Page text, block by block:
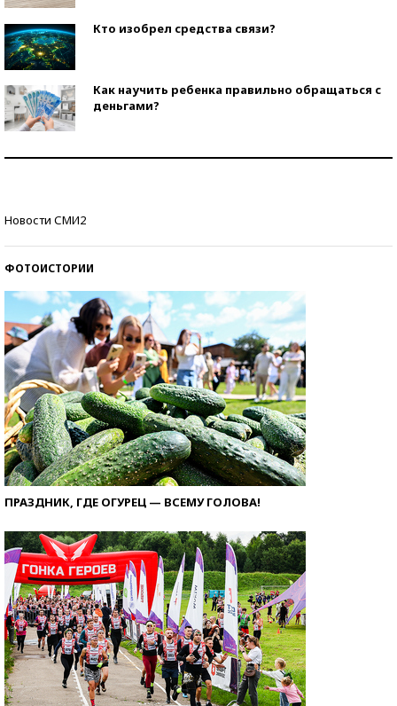
Кто изобрел средства связи?
Как научить ребенка правильно обращаться с
деньгами?
Новости СМИ2
ФОТОИСТОРИИ
ПРАЗДНИК, ГДЕ ОГУРЕЦ — ВСЕМУ ГОЛОВА!